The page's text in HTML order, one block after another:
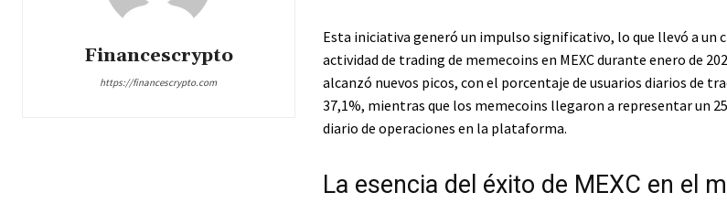
Financescrypto
https://financescrypto.com
Esta iniciativa generó un impulso significativo, lo que llevó a un
actividad de trading de memecoins en MEXC durante enero de
alcanzó nuevos picos, con el porcentaje de usuarios diarios de
37,1%, mientras que los memecoins llegaron a representar un
diario de operaciones en la plataforma.
La esencia del éxito de MEXC en el